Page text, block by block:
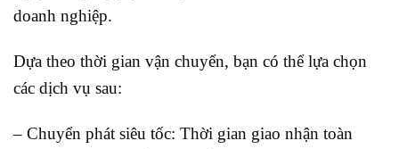
doanh nghiệp.
Dựa theo thời gian vận chuyển, bạn có thể lựa chọn
các dịch vụ sau:
– Chuyển phát siêu tốc: Thời gian giao nhận toàn